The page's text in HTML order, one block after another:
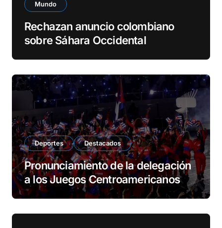
Mundo
Rechazan anuncio colombiano
sobre Sáhara Occidental
Deportes Destacados
Pronunciamiento de la delegación
a los Juegos Centroamericanos